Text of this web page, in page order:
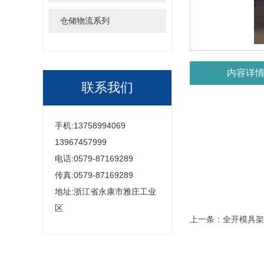
仓储物流系列
联系我们
手机:13758994069
13967457999
电话:0579-87169289
传真:0579-87169289
地址:浙江省永康市雅庄工业
区
内容详情
上一条： 全开模具架